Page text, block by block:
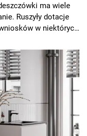
ma wiele
Ruszyły dotacje
w niektórych